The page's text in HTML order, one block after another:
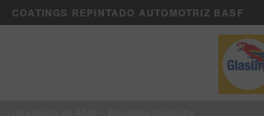
COATINGS REPINTADO AUTOMOTRIZ BASF